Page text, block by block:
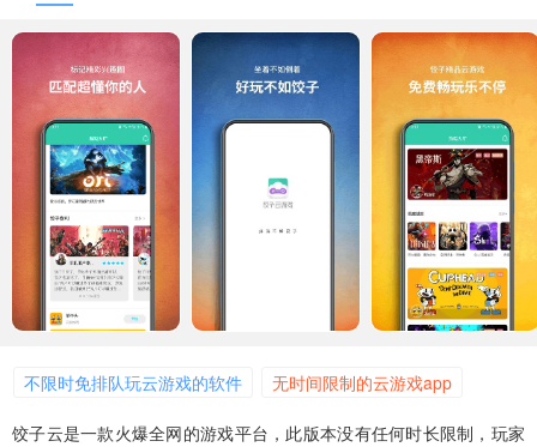
体育竞速
1百+款手游
冒险解谜
1百+款手游
模拟经营
1百+款手游
音乐舞蹈
1百+款手游
1百+款手游
不限时免排队玩云游戏的软件
无时间限制的云游戏app
饺子云是一款火爆全网的游戏平台，此版本没有任何时长限制，玩家